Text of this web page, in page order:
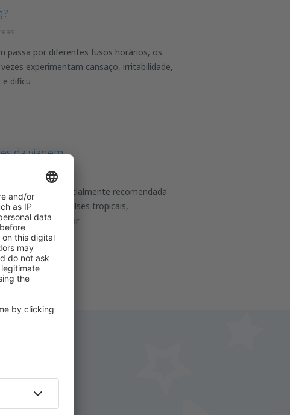
passa por diferentes fusos horários, os
experimentam cansaço, irritabilidade,
e dificu
da viagem
de viajar é especialmente recomendada
ir para países tropicais,
que passaram por